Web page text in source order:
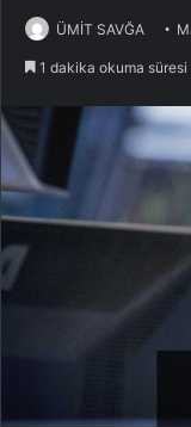
ÜMİT SAVĞA
1 dakika okuma süresi